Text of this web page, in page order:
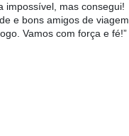
impossível, mas consegui!
e bons amigos de viagem.
Vamos com força e fé!”